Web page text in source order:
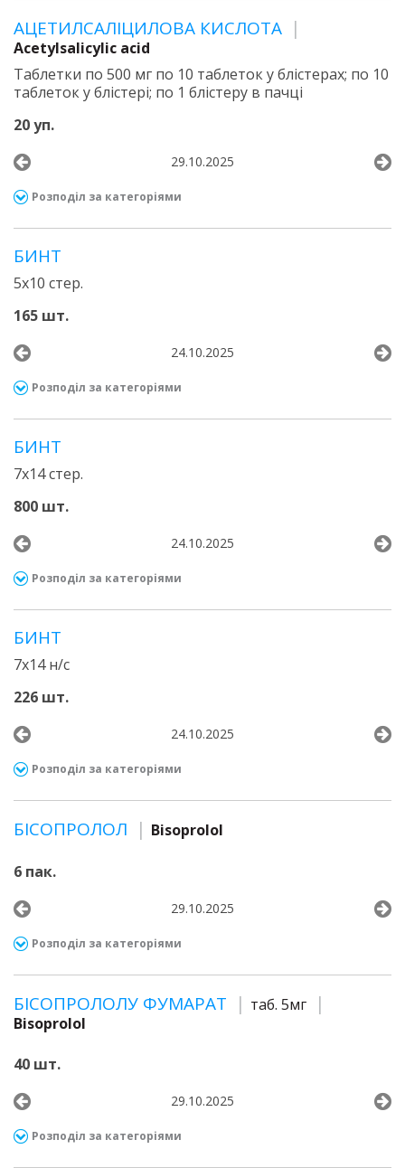
АЦЕТИЛСАЛІЦИЛОВА КИСЛОТА
Acetylsalicylic acid
Таблетки по 500 мг по 10 таблеток у блістерах; по 10
таблеток у блістері; по 1 блістеру в пачці
20 уп.
29.10.2025
Розподіл за категоріями
БИНТ
5х10 стер.
165 шт.
24.10.2025
Розподіл за категоріями
БИНТ
7х14 стер.
800 шт.
24.10.2025
Розподіл за категоріями
БИНТ
7х14 н/с
226 шт.
24.10.2025
Розподіл за категоріями
БІСОПРОЛОЛ Bisoprolol
6 пак.
29.10.2025
Розподіл за категоріями
БІСОПРОЛОЛУ ФУМАРАТ
таб. 5мг
Bisoprolol
40 шт.
29.10.2025
Розподіл за категоріями